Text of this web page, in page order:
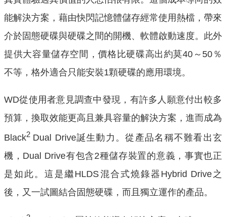
能解決方案，藉由快閃記憶體儲存經常使用熱檔，帶來
介於固態硬碟與硬碟之間的開機、軟體啟動速度。此外
提供大容量儲存空間，價格比硬碟高出約莫40～50％
不等，格外適合只能安裝1顆硬碟的應用環境。
WD從使用者意見調查中發現，有許多人願意付出較多
預算，換取效能更高且兼具容量的解決方案，進而成為
Black2 Dual Drive誕生動力。從產品名稱不難看出玄
機，Dual Drive有包含2種儲存裝置的意義，事實也正
是如此。這是繼HLDS混合式燒錄器Hybrid Drive之
後，又一試圖結合固態硬碟，而且獨立運作的產品。